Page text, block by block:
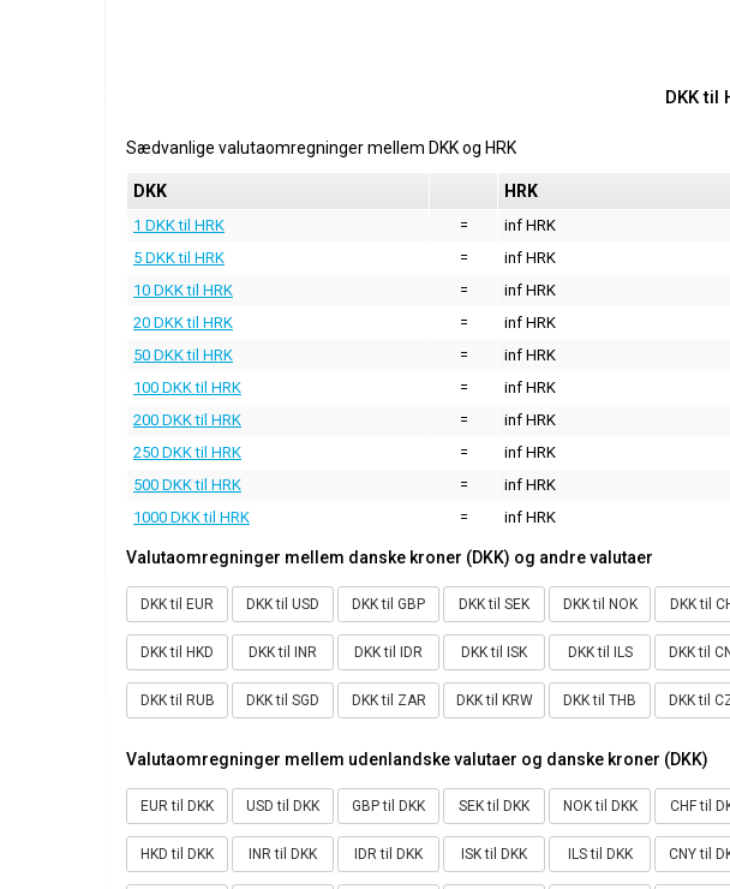
DKK til
Sædvanlige valutaomregninger mellem DKKog HRK
DKK HRK
1 DKK til HRK =
inf HRK
5 DKK til HRK
=
inf HRK
10 DKK til HRK
=
inf HRK
20 DKK til HRK
=
inf HRK
50 DKK til HRK
=
inf HRK
100 DKK til HRK
=
inf HRK
200 DKK til HRK
=
inf HRK
250 DKK til HRK
=
inf HRK
500 DKK til HRK
=
inf HRK
1000 DKK til HRK
= inf HRK
Valutaomregninger mellem danske kroner (DKK) og andre valutaer
DKK til EUR DKK til USD DKK til GBP DKK til SEK DKK til NOK DKK til
DKK til HKD DKK til INR DKK til IDR DKK til ISK DKK til ILS DKK til
DKK til RUB DKK til SGD DKK til ZAR DKK til KRW DKK til THB DKK til
Valutaomregninger mellem udenlandske valutaer og danske kroner (DKK)
EUR til DKK USD til DKK GBP til DKK SEK til DKK NOK til DKK CHF til
HKD til DKK INR til DKK IDR til DKK ISK til DKK ILS til DKK CNY til